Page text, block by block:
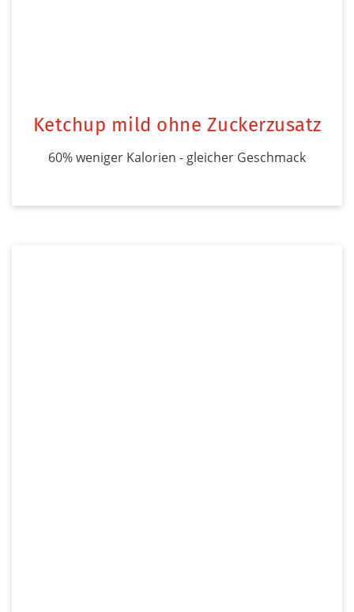
Ketchup mild ohne Zuckerzusatz
60% weniger Kalorien - gleicher Geschmack